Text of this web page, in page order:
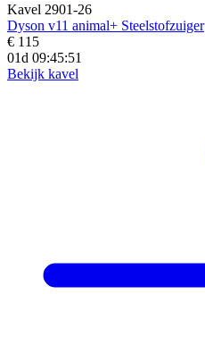
Kavel 2901-26
Dyson v11 animal+ Steelstofzuiger
€ 115
01d 09:45:50
Bekijk kavel